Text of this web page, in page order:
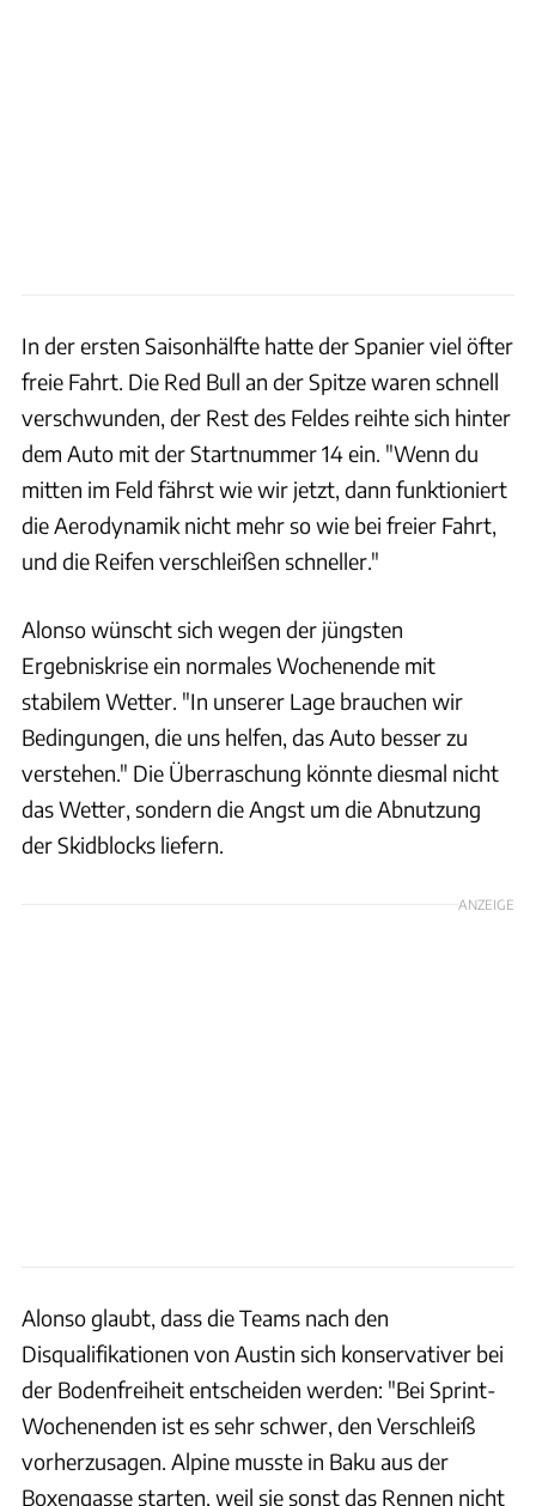
In der ersten Saisonhälfte hatte der Spanier viel öfter
freie Fahrt. Die Red Bull an der Spitze waren schnell
verschwunden, der Rest des Feldes reihte sich hinter
dem Auto mit der Startnummer 14 ein. "Wenn du
mitten im Feld fährst wie wir jetzt, dann funktioniert
die Aerodynamik nicht mehr so wie bei freier Fahrt,
und die Reifen verschleißen schneller."
Alonso wünscht sich wegen der jüngsten
Ergebniskrise ein normales Wochenende mit
stabilem Wetter. "In unserer Lage brauchen wir
Bedingungen, die uns helfen, das Auto besser zu
verstehen." Die Überraschung könnte diesmal nicht
das Wetter, sondern die Angst um die Abnutzung
der Skidblocks liefern.
ANZEIGE
Alonso glaubt, dass die Teams nach den
Disqualifikationen von Austin sich konservativer bei
der Bodenfreiheit entscheiden werden: "Bei Sprint-
Wochenenden ist es sehr schwer, den Verschleiß
vorherzusagen. Alpine musste in Baku aus der
Boxengasse starten, weil sie sonst das Rennen nicht